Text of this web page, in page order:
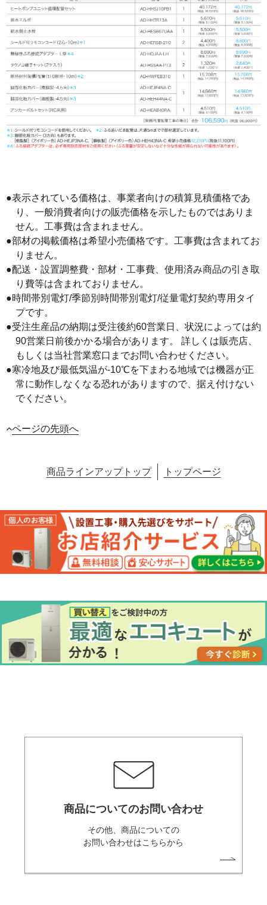
●表示されている価格は、事業者向けの積算見積価格であ
り、一般消費者向けの販売価格を示したものではありま
せん。工事費は含まれません。
●部材の掲載価格は希望小売価格です。工事費は含まれてお
りません。
●配送・設置調整費・部材・工事費、使用済み商品の引き取
り費等は含まれておりません。
●時間帯別電灯/季節別時間帯別電灯/従量電灯契約専用タイ
プです。
●受注生産品の納期は受注後約60営業日、状況によっては約
90営業日前後かかる場合があります。 詳しくは販売店、
もしくは当社営業窓口までお問い合わせください。
●寒冷地及び最低気温が-10℃を下まわる地域では機器が正
常に動作しなくなる恐れがありますので、据え付けない
でください。
ページの先頭へ
商品ラインアップトップ トップページ
商品についてのお問い合わせ
その他、商品についての
お問い合わせはこちらから